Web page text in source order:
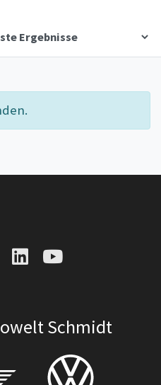
Schmidt auf
Autowelt Schmidt
AutoweltAutowelt
Schmidt